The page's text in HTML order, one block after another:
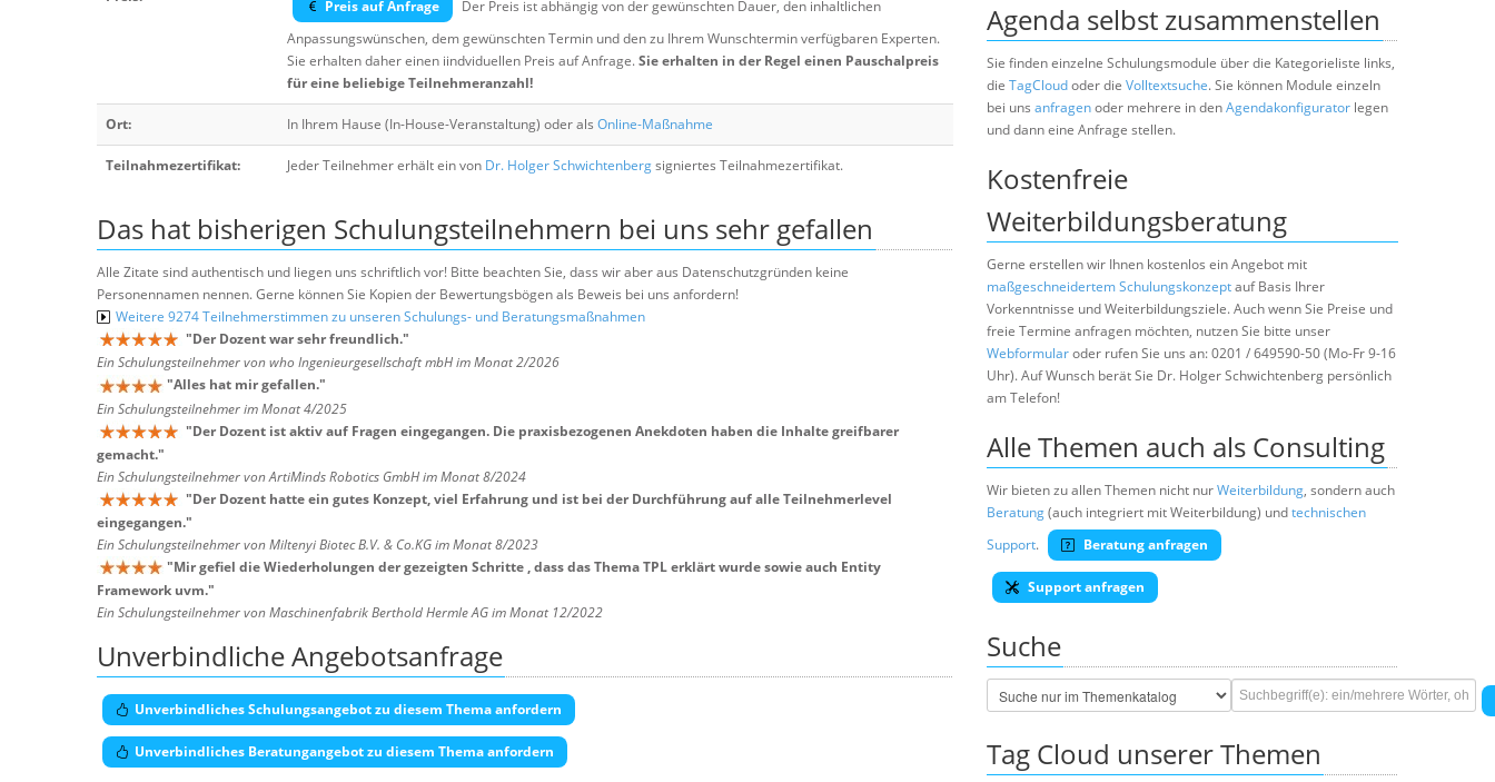
Preis auf Anfrage
Der Preis ist abhängig von der gewünschten Dauer, den inhaltlichen
Anpassungswünschen, dem gewünschten Termin und den zu Ihrem Wunschtermin verfügbaren Experten.
Sie erhalten daher einen iindviduellen Preis auf Anfrage.Sie erhalten in der Regel einen Pauschalpreis
für eine beliebige Teilnehmeranzahl!
Ort: In Ihrem Hause (In-House-Veranstaltung) oder als Online-Maßnahme
Teilnahmezertifikat: Jeder Teilnehmer erhält ein von Dr. Holger Schwichtenbergsigniertes Teilnahmezertifikat.
Das hat bisherigen Schulungsteilnehmern bei uns sehr gefallen
Alle Zitate sind authentisch und liegen uns schriftlich vor! Bitte beachten Sie, dass wir aber aus Datenschutzgründen keine
Personennamen nennen. Gerne können Sie Kopien der Bewertungsbögen als Beweis bei uns anfordern!
Weitere 9274 Teilnehmerstimmen zu unseren Schulungs- und Beratungsmaßnahmen
"Der Dozent war sehr freundlich."
Ein Schulungsteilnehmer von who Ingenieurgesellschaft mbH im Monat 2/2026
"Alles hat mir gefallen."
Ein Schulungsteilnehmer im Monat 4/2025
"Der Dozent ist aktiv auf Fragen eingegangen. Die praxisbezogenen Anekdoten haben die Inhalte greifbarer
gemacht."
Ein Schulungsteilnehmer von ArtiMinds Robotics GmbH im Monat 8/2024
"Der Dozent hatte ein gutes Konzept, viel Erfahrung und ist bei der Durchführung auf alle Teilnehmerlevel
eingegangen."
Ein Schulungsteilnehmer von Miltenyi Biotec B.V. & Co.KG im Monat 8/2023
"Mir gefiel die Wiederholungen der gezeigten Schritte , dass das Thema TPL erklärt wurde sowie auch Entity
Framework uvm."
Ein Schulungsteilnehmer von Maschinenfabrik Berthold Hermle AG im Monat 12/2022
Unverbindliche Angebotsanfrage
Unverbindliches Schulungsangebot zu diesem Thema anfordern
Unverbindliches Beratungangebot zu diesem Thema anfordern
Agenda selbst zusammenstellen
Sie finden einzelne Schulungsmodule über die Kategorieliste links,
die TagCloudoder die Volltextsuche. Sie können Module einzeln
bei uns anfragenoder mehrere in denAgendakonfigurator legen
und dann eine Anfrage stellen.
Kostenfreie
Weiterbildungsberatung
Gerne erstellen wir Ihnen kostenlos ein Angebot mit
maßgeschneidertem Schulungskonzeptauf Basis Ihrer
Vorkenntnisse und Weiterbildungsziele. Auch wenn Sie Preise und
freie Termine anfragen möchten, nutzen Sie bitte unser
Webformularoder rufen Sie uns an: 0201 / 649590-50 (Mo-Fr 9-16
Uhr). Auf Wunsch berät Sie Dr. Holger Schwichtenberg persönlich
am Telefon!
Alle Themen auch als Consulting
Wir bieten zu allen Themen nicht nurWeiterbildung, sondern auch
Beratung(auch integriert mit Weiterbildung) undtechnischen
Support. Beratung anfragen
Support anfragen
Suche
Tag Cloud unserer Themen